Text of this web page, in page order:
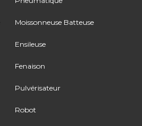
Moissonneuse Batteuse
Ensileuse
Fenaison
Pulvérisateur
Robot